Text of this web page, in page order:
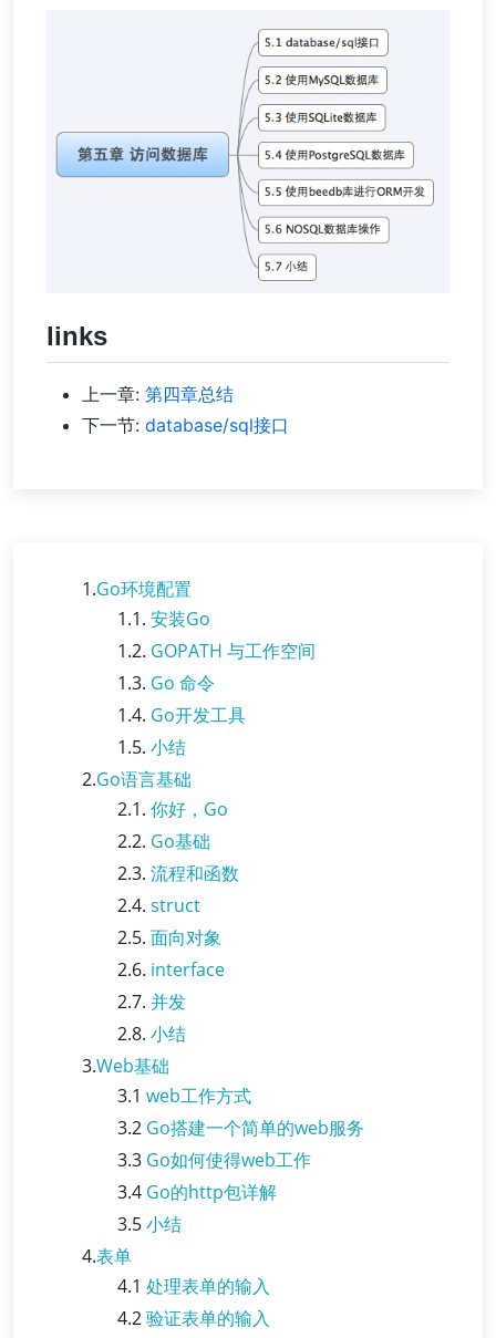
links
上一章: 第四章总结
下一节: database/sql接口
1.Go环境配置
1.1. 安装Go
1.2. GOPATH 与工作空间
1.3. Go 命令
1.4. Go开发工具
1.5. 小结
2.Go语言基础
2.1. 你好，Go
2.2. Go基础
2.3. 流程和函数
2.4. struct
2.5. 面向对象
2.6. interface
2.7. 并发
2.8. 小结
3.Web基础
3.1 web工作方式
3.2 Go搭建一个简单的web服务
3.3 Go如何使得web工作
3.4 Go的http包详解
3.5小结
4.表单
4.1 处理表单的输入
4.2验证表单的输入